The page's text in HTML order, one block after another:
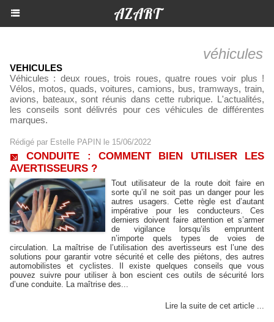
AZART
véhicules
VEHICULES
Véhicules : deux roues, trois roues, quatre roues voir plus !
Vélos, motos, quads, voitures, camions, bus, tramways, train,
avions, bateaux, sont réunis dans cette rubrique. L'actualités,
les conseils sont délivrés pour ces véhicules de différentes
marques.
Rédigé par Estelle PAPIN le 15/06/2022
CONDUITE : COMMENT BIEN UTILISER LES
AVERTISSEURS ?
Tout utilisateur de la route doit faire en
sorte qu’il ne soit pas un danger pour les
autres usagers. Cette règle est d’autant
impérative pour les conducteurs. Ces
derniers doivent faire attention et s’armer
de vigilance lorsqu’ils empruntent
n’importe quels types de voies de
circulation. La maîtrise de l’utilisation des avertisseurs est l’une des
solutions pour garantir votre sécurité et celle des piétons, des autres
automobilistes et cyclistes. Il existe quelques conseils que vous
pouvez suivre pour utiliser à bon escient ces outils de sécurité lors
d’une conduite. La maîtrise des...
Lire la suite de cet article ...